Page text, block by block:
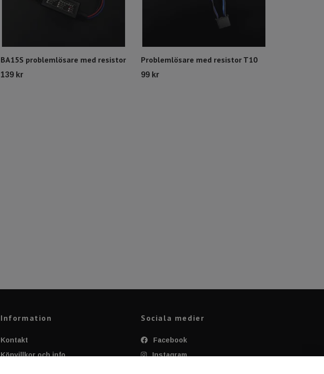
BA15S problemlösare med resistor
139 kr
Problemlösare med resistor T10
99 kr
Information
Kontakt
Köpvillkor och info
Sociala medier
Facebook
Instagram